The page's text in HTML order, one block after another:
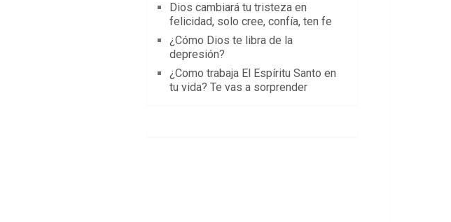
Dios cambiará tu tristeza en
felicidad, solo cree, confía, ten fe
¿Cómo Dios te libra de la
depresión?
¿Como trabaja El Espíritu Santo en
tu vida? Te vas a sorprender